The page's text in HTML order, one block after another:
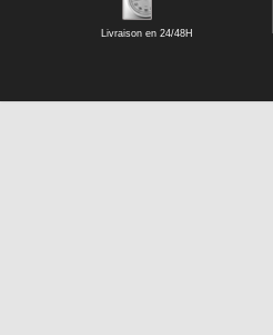
Livraison en 24/48H